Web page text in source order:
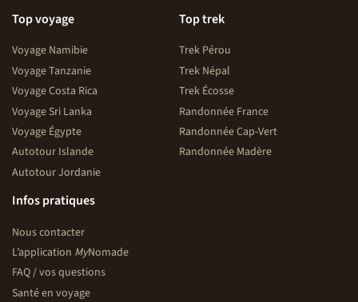
Top voyage
Voyage Namibie
Voyage Tanzanie
Voyage Costa Rica
Voyage Sri Lanka
Voyage Égypte
Autotour Islande
Autotour Jordanie
Top trek
Trek Pérou
Trek Népal
Trek Écosse
Randonnée France
Randonnée Cap-Vert
Randonnée Madère
Infos pratiques
Nous contacter
L’application MyNomade
FAQ / vos questions
Santé en voyage